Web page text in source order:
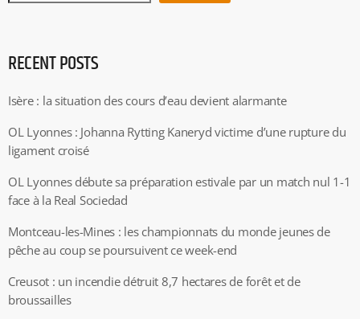
RECENT POSTS
Isère : la situation des cours d’eau devient alarmante
OL Lyonnes : Johanna Rytting Kaneryd victime d’une rupture du
ligament croisé
OL Lyonnes débute sa préparation estivale par un match nul 1-1
face à la Real Sociedad
Montceau-les-Mines : les championnats du monde jeunes de
pêche au coup se poursuivent ce week-end
Creusot : un incendie détruit 8,7 hectares de forêt et de
broussailles